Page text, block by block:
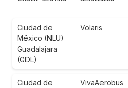
Ciudad de
México (NLU)
Guadalajara
(GDL)
Volaris
Ciudad de
VivaAerobus